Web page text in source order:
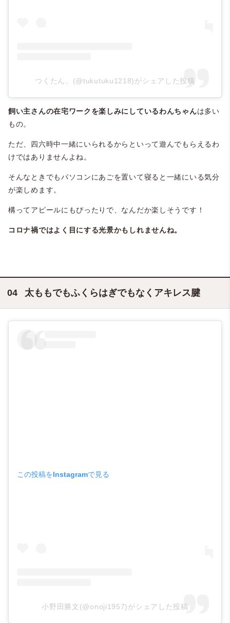
つくたん。(@tukutuku1218)がシェアした投稿
飼い主さんの在宅ワークを楽しみにしているわんちゃんは多い
もの。
ただ、四六時中一緒にいられるからといって遊んでもらえるわ
けではありませんよね。
そんなときでもパソコンにあごを置いて寝ると一緒にいる気分
が楽しめます。
構ってアピールにもぴったりで、なんだか楽しそうです！
コロナ禍ではよく目にする光景かもしれませんね。
太ももでもふくらはぎでもなくアキレス腱
この投稿をInstagramで見る
小野田勝文(@onoji1957)がシェアした投稿